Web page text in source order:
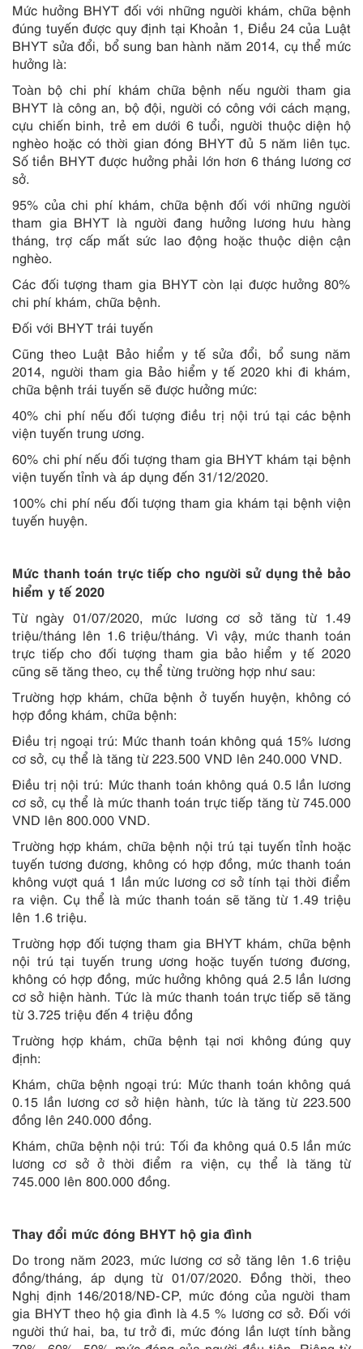
Mức hưởng BHYT đối với những người khám, chữa bệnh
đúng tuyến được quy định tại Khoản 1, Điều 24 của Luật
BHYT sửa đổi, bổ sung ban hành năm 2014, cụ thể mức
hưởng là:
Toàn bộ chi phí khám chữa bệnh nếu người tham gia
BHYT là công an, bộ đội, người có công với cách mạng,
cựu chiến binh, trẻ em dưới 6 tuổi, người thuộc diện hộ
nghèo hoặc có thời gian đóng BHYT đủ 5 năm liên tục.
Số tiền BHYT được hưởng phải lớn hơn 6 tháng lương cơ
sở.
95% của chi phí khám, chữa bệnh đối với những người
tham gia BHYT là người đang hưởng lương hưu hàng
tháng, trợ cấp mất sức lao động hoặc thuộc diện cận
nghèo.
Các đối tượng tham gia BHYT còn lại được hưởng 80%
chi phí khám, chữa bệnh.
Đối với BHYT trái tuyến
Cũng theo Luật Bảo hiểm y tế sửa đổi, bổ sung năm
2014, người tham gia Bảo hiểm y tế 2020 khi đi khám,
chữa bệnh trái tuyến sẽ được hưởng mức:
40% chi phí nếu đối tượng điều trị nội trú tại các bệnh
viện tuyến trung ương.
60% chi phí nếu đối tượng tham gia BHYT khám tại bệnh
viện tuyến tỉnh và áp dụng đến 31/12/2020.
100% chi phí nếu đối tượng tham gia khám tại bệnh viện
tuyến huyện.
Mức thanh toán trực tiếp cho người sử dụng thẻ bảo
hiểm y tế 2020
Từ ngày 01/07/2020, mức lương cơ sở tăng từ 1.49
triệu/tháng lên 1.6 triệu/tháng. Vì vậy, mức thanh toán
trực tiếp cho đối tượng tham gia bảo hiểm y tế 2020
cũng sẽ tăng theo, cụ thể từng trường hợp như sau:
Trường hợp khám, chữa bệnh ở tuyến huyện, không có
hợp đồng khám, chữa bệnh:
Điều trị ngoại trú: Mức thanh toán không quá 15% lương
cơ sở, cụ thể là tăng từ 223.500 VND lên 240.000 VND.
Điều trị nội trú: Mức thanh toán không quá 0.5 lần lương
cơ sở, cụ thể là mức thanh toán trực tiếp tăng từ 745.000
VND lên 800.000 VND.
Trường hợp khám, chữa bệnh nội trú tại tuyến tỉnh hoặc
tuyến tương đương, không có hợp đồng, mức thanh toán
không vượt quá 1 lần mức lương cơ sở tính tại thời điểm
ra viện. Cụ thể là mức thanh toán sẽ tăng từ 1.49 triệu
lên 1.6 triệu.
Trường hợp đối tượng tham gia BHYT khám, chữa bệnh
nội trú tại tuyến trung ương hoặc tuyến tương đương,
không có hợp đồng, mức hưởng không quá 2.5 lần lương
cơ sở hiện hành. Tức là mức thanh toán trực tiếp sẽ tăng
từ 3.725 triệu đến 4 triệu đồng
Trường hợp khám, chữa bệnh tại nơi không đúng quy
định:
Khám, chữa bệnh ngoại trú: Mức thanh toán không quá
0.15 lần lương cơ sở hiện hành, tức là tăng từ 223.500
đồng lên 240.000 đồng.
Khám, chữa bệnh nội trú: Tối đa không quá 0.5 lần mức
lương cơ sở ở thời điểm ra viện, cụ thể là tăng từ
745.000 lên 800.000 đồng.
Thay đổi mức đóng BHYT hộ gia đình
Do trong năm 2023, mức lương cơ sở tăng lên 1.6 triệu
đồng/tháng, áp dụng từ 01/07/2020. Đồng thời, theo
Nghị định 146/2018/NĐ-CP, mức đóng của người tham
gia BHYT theo hộ gia đình là 4.5 % lương cơ sở. Đối với
người thứ hai, ba, tư trở đi, mức đóng lần lượt tính bằng